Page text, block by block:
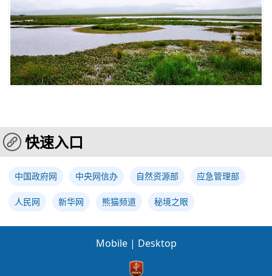
快速入口
中国政府网 中央网信办 自然资源部 应急管理部
人民网 新华网 熊猫频道 秘境之眼
Mobile | Desktop